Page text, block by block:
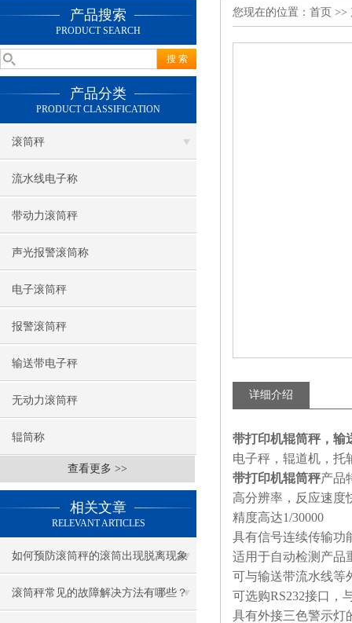
产品搜索
PRODUCT SEARCH
产品分类
PRODUCT CLASSIFICATION
滚筒秤
流水线电子称
带动力滚筒秤
声光报警滚筒称
电子滚筒秤
报警滚筒秤
输送带电子秤
无动力滚筒秤
辊筒称
查看更多 >>
相关文章
RELEVANT ARTICLES
如何预防滚筒秤的滚筒出现脱离现象
滚筒秤常见的故障解决方法有哪些？
您现在的位置： 首页 >>
详细介绍
带打印机辊筒秤，输
电子秤，辊道机，托
带打印机辊筒秤产品
高分辨率，反应速度
精度高达1/30000
具有信号连续传输功
适用于自动检测产品
可与输送带流水线等
可选购RS232接口，
具有外接三色警示灯